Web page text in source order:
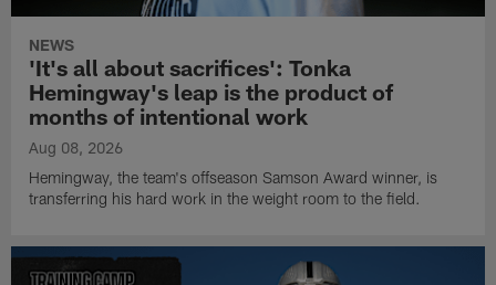
NEWS
'It's all about sacrifices': Tonka
Hemingway's leap is the product of
months of intentional work
Aug 08, 2026
Hemingway, the team's offseason Samson Award winner, is
transferring his hard work in the weight room to the field.